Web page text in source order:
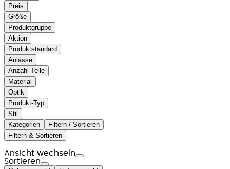
Preis
Größe
Produktgruppe
Aktion
Produktstandard
Anlässe
Anzahl Teile
Material
Optik
Produkt-Typ
Stil
Kategorien
Filtern / Sortieren
Filtern & Sortieren
Ansicht wechseln
Sortieren